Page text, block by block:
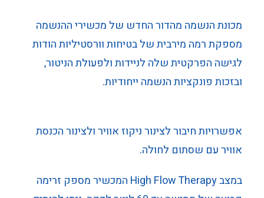
מכונת הנשמה מהדור החדש של מכשירי ההנשמה
מספקת רמה מירבית של בטיחות וורסטיליות הודות
לגישה הפרקטית שלה לניידות ולפעולת הניטור,
ובזכות פונקציות הנשמה ייחודיות.
אפשרויות חיבור לצינור ניקוז אוויר ולצינור הכנסת
אוויר עם שסתום לחולה.
במצב High Flow Therapy המכשיר מספק זרימה